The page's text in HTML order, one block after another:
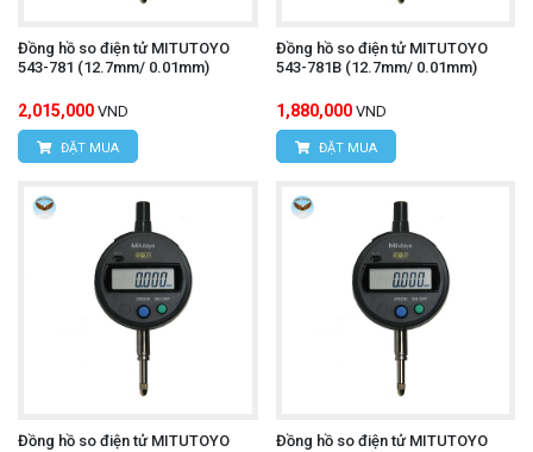
Đồng hồ so điện tử MITUTOYO
543-781 (12.7mm/ 0.01mm)
2,015,000 VND
ĐẶT MUA
Đồng hồ so điện tử MITUTOYO
543-781B (12.7mm/ 0.01mm)
1,880,000 VND
ĐẶT MUA
Đồng hồ so điện tử MITUTOYO
Đồng hồ so điện tử MITUTOYO